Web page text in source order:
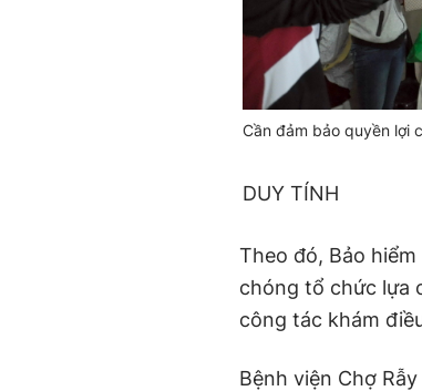
Cần đảm bảo quyền lợi
DUY TÍNH
Theo đó, Bảo
chóng tổ chức lựa
công tác khám
Bệnh viện Chợ